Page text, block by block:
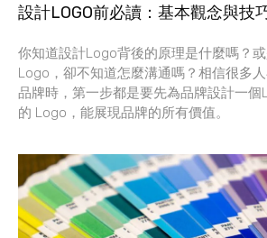
設計LOGO前必讀：基本觀念與技
你知道設計Logo背後的原理是什麼嗎？
Logo，卻不知道怎麼溝通嗎？相信很多
品牌時，第一步都是要先為品牌設計一
的 Logo，能展現品牌的所有價值。